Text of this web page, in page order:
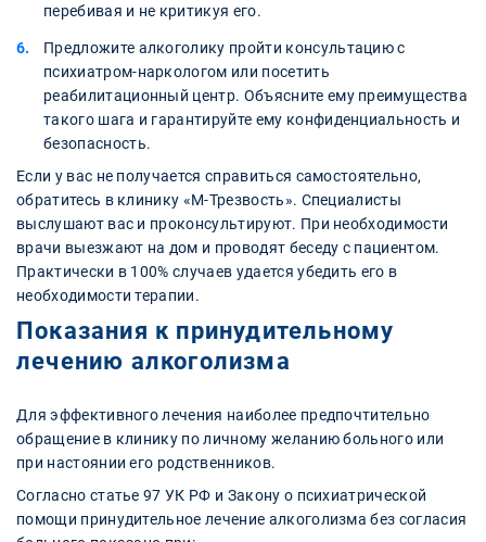
перебивая и не критикуя его.
Предложите алкоголику пройти консультацию с
психиатром-наркологом или посетить
реабилитационный центр. Объясните ему преимущества
такого шага и гарантируйте ему конфиденциальность и
безопасность.
Если у вас не получается справиться самостоятельно,
обратитесь в клинику «М-Трезвость». Специалисты
выслушают вас и проконсультируют. При необходимости
врачи выезжают на дом и проводят беседу с пациентом.
Практически в 100% случаев удается убедить его в
необходимости терапии.
Показания к принудительному
лечению алкоголизма
Для эффективного лечения наиболее предпочтительно
обращение в клинику по личному желанию больного или
при настоянии его родственников.
Согласно статье 97 УК РФ и Закону о психиатрической
помощи принудительное лечение алкоголизма без согласия